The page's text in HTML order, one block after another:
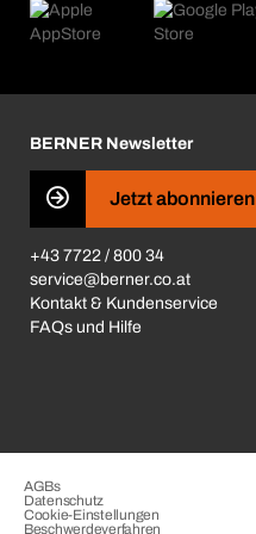
Produktfinder
Kataloge & Broschüren
Was uns antreibt
Presse
Business Conduct
BERNER Newsletter
Jetzt abonnieren
+43 7722 / 800 34
service@berner.co.at
Kontakt & Kundenservice
FAQs und Hilfe
AGBs
Datenschutz
Cookie-Einstellungen
Beschwerdeverfahren